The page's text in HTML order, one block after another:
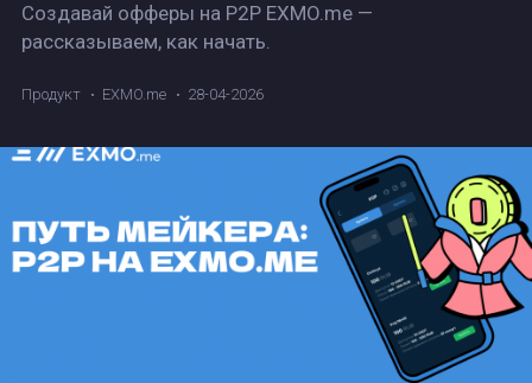
Создавай офферы на P2P EXMO.me —
рассказываем, как начать.
Продукт EXMO.me 28-04-2026